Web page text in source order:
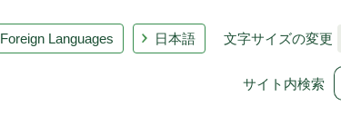
Foreign Languages 日本語 文字サイズの変更
サイト内検索